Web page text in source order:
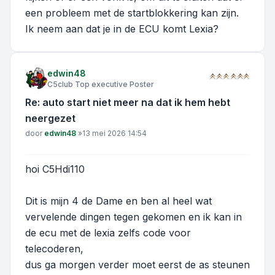
een probleem met de startblokkering kan zijn.
Ik neem aan dat je in de ECU komt Lexia?
edwin48
C5club Top executive Poster
Re: auto start niet meer na dat ik hem hebt
neergezet
Bericht
door edwin48 »13 mei 2026 14:54
hoi C5Hdi110
Dit is mijn 4 de Dame en ben al heel wat
vervelende dingen tegen gekomen en ik kan in
de ecu met de lexia zelfs code voor
telecoderen,
dus ga morgen verder moet eerst de as steunen